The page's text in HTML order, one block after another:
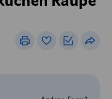
DruckenRezeptbuch